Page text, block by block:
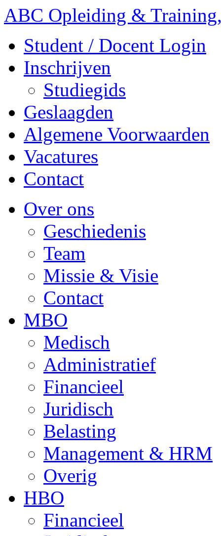
ABC Opleiding &
Student / Docent Login
Inschrijven
Studiegids
Geslaagden
Algemene Voorwaarden
Vacatures
Contact
Over ons
Geschiedenis
Team
Missie & Visie
Contact
MBO
Medisch
Administratief
Financieel
Juridisch
Belasting
Management & HRM
Overig
HBO
Financieel